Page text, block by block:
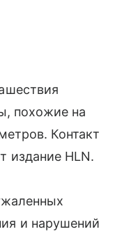
похожие на
Контакт
издание HLN.
и нарушений